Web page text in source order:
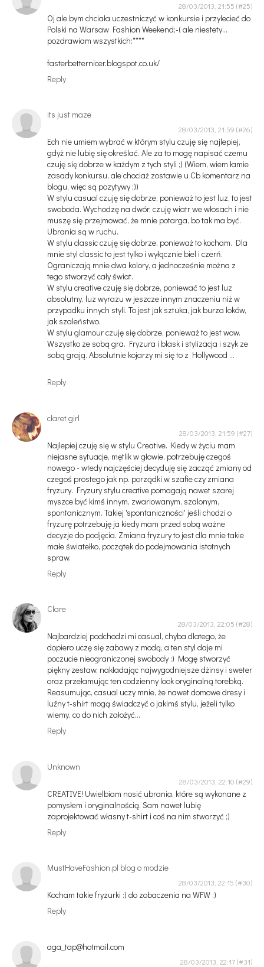
28/03/2013, 21:55
Oj ale bym chciała uczestniczyć w konkursie i przylecieć do
Polski na Warsaw Fashion Weekend;-( ale niestety...
pozdrawiam wszystkich:****
fasterbetternicer.blogspot.co.uk/
Reply
its just maze
28/03/2013, 21:59
Ech nie umiem wybrać w którym stylu czuję się najlepiej,
gdyż nie lubię się określać. Ale za to mogę napisać czemu
czuję się dobrze w każdym z tych styli ;) (Wiem, wiem łamie
zasady konkursu, ale chociaż zostawie u Cb komentarz na
blogu, więc są pozytywy ;))
W stylu casual czuję się dobrze, ponieważ to jest luz, to jest
swoboda. Wychodzę na dwór, czuję wiatr we włosach i nie
muszę się przejmować, że mnie potarga, bo tak ma być.
Ubrania są w ruchu.
W stylu classic czuję się dobrze, ponieważ to kocham. Dla
mnie styl classic to jest tylko i wyłącznie biel i czerń.
Ograniczają mnie dwa kolory, a jednocześnie można z
tego stworzyć cały świat.
W stylu creative czuję się dobrze, poniewać to jest luz
absolutny, luz wyrazu w jeszcze innym znaczeniu niż w
przypadku innych styli. To jest jak sztuka, jak burza loków,
jak szaleństwo.
W stylu glamour czuję się dobrze, ponieważ to jest wow.
Wszystko ze sobą gra. Fryzura i blask i stylizacja i szyk ze
sobą grają. Absolutnie kojarzy mi się to z Hollywood ...
Reply
claret girl
28/03/2013, 21:59
Najlepiej czuję się w stylu Creative. Kiedy w życiu mam
niejasne sytuacje, mętlik w głowie, potrzebuję czegoś
nowego - wtedy najczęściej decyduję się zacząć zmiany od
czegoś prostego jak np. porządki w szafie czy zmiana
fryzury. Fryzury stylu creative pomagają nawet szarej
myszce być kimś innym, zwariowanym, szalonym,
spontanicznym. Takiej 'spontaniczności' jeśli chodzi o
fryzurę potrzebuję ja kiedy mam przed sobą ważne
decyzje do podjęcia. Zmiana fryzury to jest dla mnie takie
małe światełko, początek do podejmowania istotnych
spraw.
Reply
Clare
28/03/2013, 22:05
Najbardziej podchodzi mi casual, chyba dlatego, że
dopiero uczę się zabawy z modą, a ten styl daje mi
poczucie nieograniczonej swobody :) Mogę stworzyć
piękny zestaw, nakładając najwygodniejsze dżinsy i sweter
oraz przełamując ten codzienny look oryginalną torebką.
Reasumując, casual uczy mnie, że nawet domowe dresy i
luźny t-shirt mogą świadczyć o jakimś stylu, jeżeli tylko
wiemy, co do nich założyć...
Reply
Unknown
28/03/2013, 22:10
CREATIVE! Uwielbiam nosić ubrania, które są wykonane z
pomysłem i oryginalnością. Sam nawet lubię
zaprojektować własny t-shirt i coś na nim stworzyć ;)
Reply
MustHaveFashion.pl blog o modzie
28/03/2013, 22:15
Kocham takie fryzurki :) do zobaczenia na WFW :)
Reply
aga_tap@hotmail.com
28/03/2013, 22:17